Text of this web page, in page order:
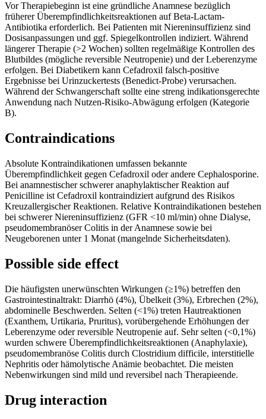
Vor Therapiebeginn ist eine gründliche Anamnese bezüglich
früherer Überempfindlichkeitsreaktionen auf Beta-Lactam-
Antibiotika erforderlich. Bei Patienten mit Niereninsuffizienz sind
Dosisanpassungen und ggf. Spiegelkontrollen indiziert. Während
längerer Therapie (>2 Wochen) sollten regelmäßige Kontrollen des
Blutbildes (mögliche reversible Neutropenie) und der Leberenzyme
erfolgen. Bei Diabetikern kann Cefadroxil falsch-positive
Ergebnisse bei Urinzuckertests (Benedict-Probe) verursachen.
Während der Schwangerschaft sollte eine streng indikationsgerechte
Anwendung nach Nutzen-Risiko-Abwägung erfolgen (Kategorie
B).
Contraindications
Absolute Kontraindikationen umfassen bekannte
Überempfindlichkeit gegen Cefadroxil oder andere Cephalosporine.
Bei anamnestischer schwerer anaphylaktischer Reaktion auf
Penicilline ist Cefadroxil kontraindiziert aufgrund des Risikos
Kreuzallergischer Reaktionen. Relative Kontraindikationen bestehen
bei schwerer Niereninsuffizienz (GFR <10 ml/min) ohne Dialyse,
pseudomembranöser Colitis in der Anamnese sowie bei
Neugeborenen unter 1 Monat (mangelnde Sicherheitsdaten).
Possible side effect
Die häufigsten unerwünschten Wirkungen (≥1%) betreffen den
Gastrointestinaltrakt: Diarrhö (4%), Übelkeit (3%), Erbrechen (2%),
abdominelle Beschwerden. Selten (<1%) treten Hautreaktionen
(Exanthem, Urtikaria, Pruritus), vorübergehende Erhöhungen der
Leberenzyme oder reversible Neutropenie auf. Sehr selten (<0,1%)
wurden schwere Überempfindlichkeitsreaktionen (Anaphylaxie),
pseudomembranöse Colitis durch Clostridium difficile, interstitielle
Nephritis oder hämolytische Anämie beobachtet. Die meisten
Nebenwirkungen sind mild und reversibel nach Therapieende.
Drug interaction